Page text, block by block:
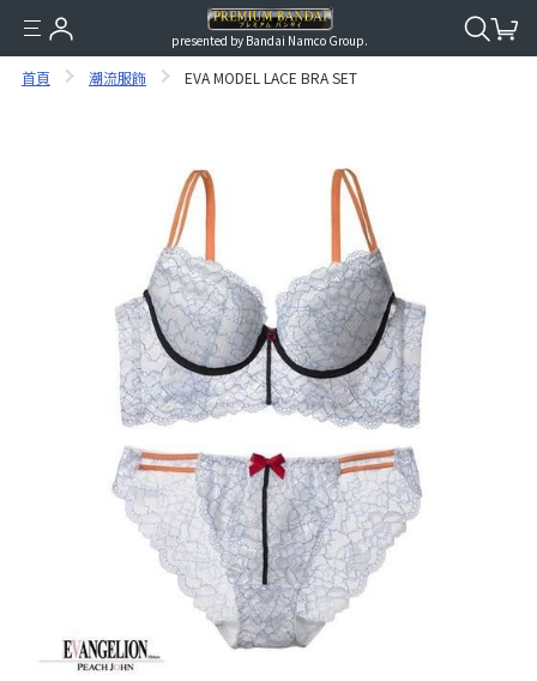
presented by Bandai Namco Group.
首頁 潮流服飾 EVA MODEL LACE BRA SET